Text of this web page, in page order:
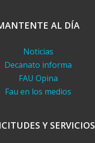
AL DÍA
Noticias
Decanato informa
FAU Opina
Fau en los medios
Y SERVICIOS